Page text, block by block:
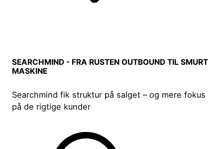
SEARCHMIND - FRA RUSTEN OUTBOUND TIL SMURT
MASKINE
Searchmind fik struktur på salget – og mere fokus
på de rigtige kunder